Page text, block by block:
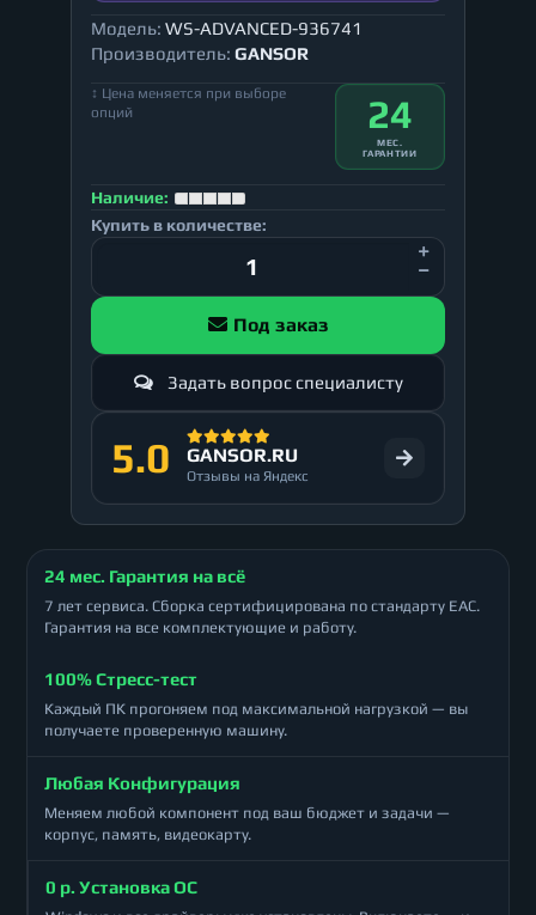
Модель: WS-ADVANCED-936741
Производитель: GANSOR
↕ Цена меняется при выборе
опций
24
МЕС.
ГАРАНТИИ
Наличие:
Купить в количестве:
Под заказ
Задать вопрос специалисту
5.0 GANSOR.RU
Отзывы на Яндекс
24 мес. Гарантия на всё
7 лет сервиса. Сборка сертифицирована по стандарту ЕАС.
Гарантия на все комплектующие и работу.
100% Стресс-тест
Каждый ПК прогоняем под максимальной нагрузкой — вы
получаете проверенную машину.
Любая Конфигурация
Меняем любой компонент под ваш бюджет и задачи —
корпус, память, видеокарту.
0 р. Установка ОС